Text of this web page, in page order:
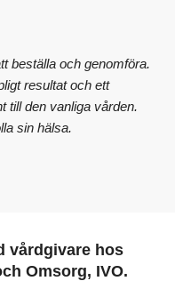
beställa och genomföra.
resultat och ett
till den vanliga vården.
sin hälsa.
vårdgivare hos
Omsorg, IVO.